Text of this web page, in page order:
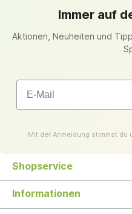
Immer auf
Aktionen, Neuheiten und
Email
Mit der Anmeldung stimmst du
Shopservice
Informationen